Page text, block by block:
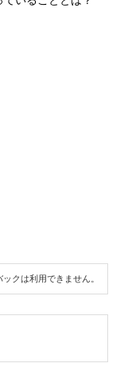
ックは利用できません。